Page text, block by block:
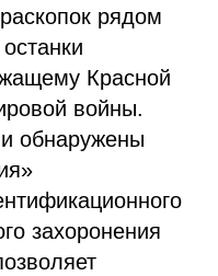
рядом
Красной
войны.
обнаружены
захоронения